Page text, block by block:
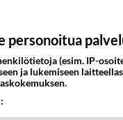
alleviivaus ilmestuu
head-tagien
personoitua
(esim. IP-
ja lukemiseen